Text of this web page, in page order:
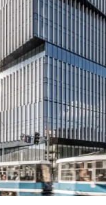
VOIR PLUS DE